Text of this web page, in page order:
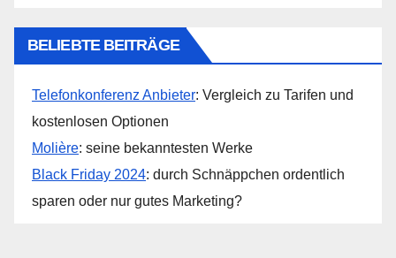
BELIEBTE BEITRÄGE
Telefonkonferenz Anbieter: Vergleich zu Tarifen und
kostenlosen Optionen
Molière: seine bekanntesten Werke
Black Friday 2024: durch Schnäppchen ordentlich
sparen oder nur gutes Marketing?